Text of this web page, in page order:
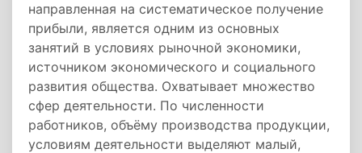
направленная на систематическое получение
прибыли, является одним из основных
занятий в условиях рыночной экономики,
источником экономического и социального
развития общества. Охватывает множество
сфер деятельности. По численности
работников, объёму производства продукции,
условиям деятельности выделяют малый,